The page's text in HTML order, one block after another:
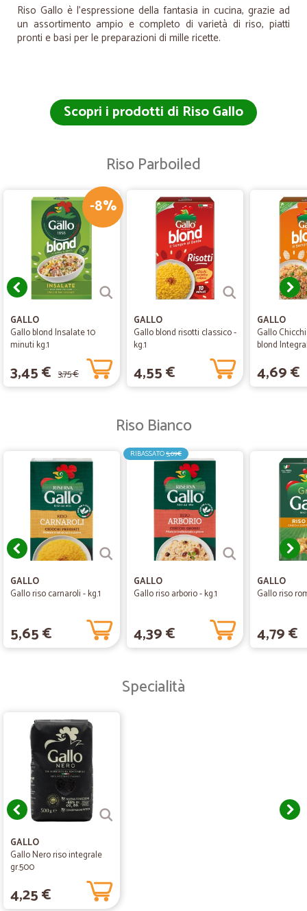
Riso Gallo è l’espressione della fantasia in cucina, grazie ad
un assortimento ampio e completo di varietà di riso, piatti
pronti e basi per le preparazioni di mille ricette.
Scopri i prodotti di Riso Gallo
Riso Parboiled
-8%
GALLO
Gallo blond Insalate 10
minuti kg.1
3,45 € 3,75 €
GALLO
Gallo blond risotti classico -
kg.1
4,55 €
GALLO
Gallo
blond
4,69 €
Riso Bianco
GALLO
Gallo riso carnaroli - kg.1
5,65 €
RIBASSATO5,09€
GALLO
Gallo riso arborio - kg.1
4,39 €
GALLO
Gallo riso
4,79 €
Specialità
GALLO
Gallo Nero riso integrale
gr.500
4,25 €